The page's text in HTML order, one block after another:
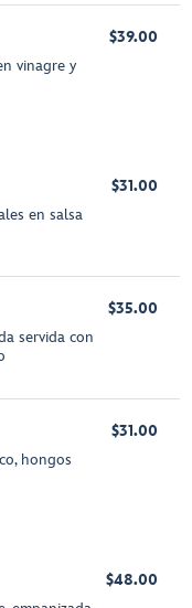
vinagre y
$39.00
en salsa
$31.00
servida con
$35.00
hongos
$31.00
$48.00